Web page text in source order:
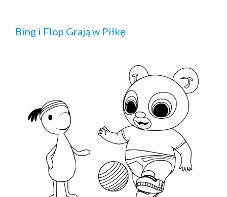
Bing i Flop Grają w Piłkę